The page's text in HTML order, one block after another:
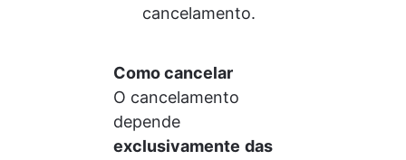
cancelamento.
Como cancelar
O cancelamento
depende
exclusivamente das